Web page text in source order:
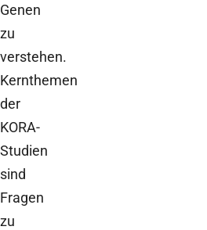
Genen
zu
verstehen.
Kernthemen
der
KORA-
Studien
sind
Fragen
zu